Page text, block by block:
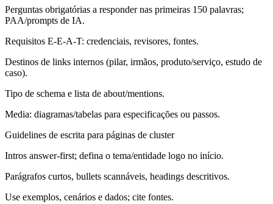
Perguntas obrigatórias a responder nas primeiras 150 palavras;
PAA/prompts de IA.
Requisitos E-E-A-T: credenciais, revisores, fontes.
Destinos de links internos (pilar, irmãos, produto/serviço, estudo de
caso).
Tipo de schema e lista de about/mentions.
Media: diagramas/tabelas para especificações ou passos.
Guidelines de escrita para páginas de cluster
Intros answer-first; defina o tema/entidade logo no início.
Parágrafos curtos, bullets scannáveis, headings descritivos.
Use exemplos, cenários e dados; cite fontes.